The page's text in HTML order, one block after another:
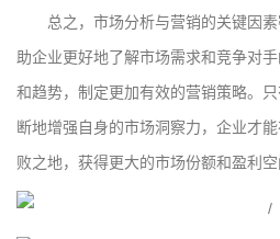
总之，市场分析与营销的关键因
助企业更好地了解市场需求和竞争对
和趋势，制定更加有效的营销策略。
断地增强自身的市场洞察力，企业才
败之地，获得更大的市场份额和盈利空